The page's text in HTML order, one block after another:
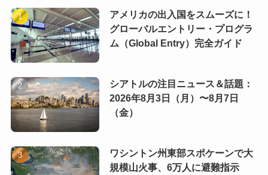
アメリカの出入国をスムーズに！
グローバルエントリー・プログラ
ム（Global Entry）完全ガイド
シアトルの注目ニュース＆話題：
2026年8月3日（月）〜8月7日
（金）
ワシントン州東部スポケーンで大
規模山火事、6万人に避難指示